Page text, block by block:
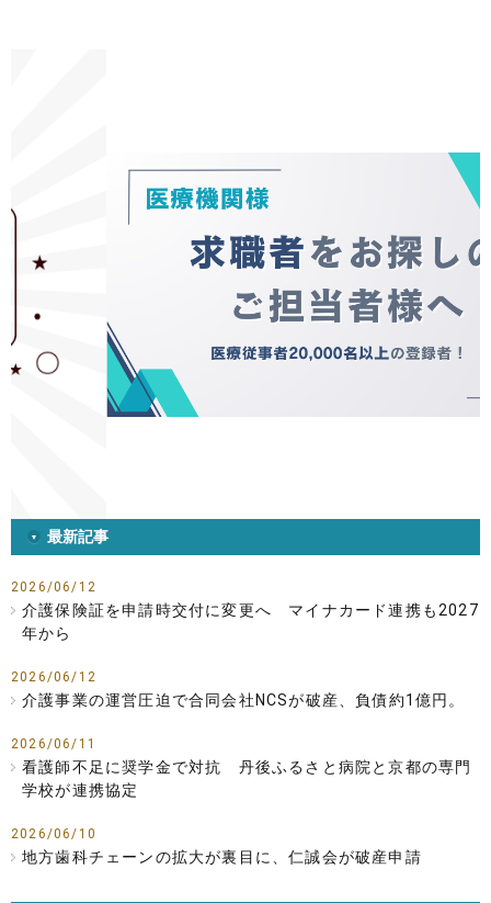
最新記事
2026/06/12
介護保険証を申請時交付に変更へ マイナカード連携も2027
年から
2026/06/12
介護事業の運営圧迫で合同会社NCSが破産、負債約1億円。
2026/06/11
看護師不足に奨学金で対抗 丹後ふるさと病院と京都の専門
学校が連携協定
2026/06/10
地方歯科チェーンの拡大が裏目に、仁誠会が破産申請